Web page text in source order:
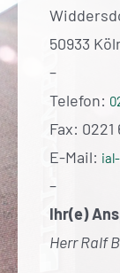
50933
–
Telefon:
Fax: 0221
E-Mail:
–
Ihr(e)
Herr Ralf